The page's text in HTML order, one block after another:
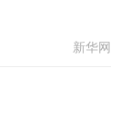
新华网